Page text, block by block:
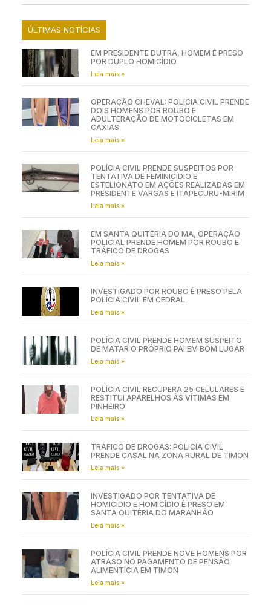
ÚLTIMAS NOTÍCIAS
EM PRESIDENTE DUTRA, HOMEM É PRESO
POR DUPLO HOMICÍDIO
Leia mais »
OPERAÇÃO CHEVAL: POLÍCIA CIVIL PRENDE
DOIS HOMENS POR ROUBO E
ADULTERAÇÃO DE MOTOCICLETAS EM
CAXIAS
Leia mais »
POLÍCIA CIVIL PRENDE SUSPEITOS POR
TENTATIVA DE FEMINICÍDIO E
ESTELIONATO EM AÇÕES REALIZADAS EM
PRESIDENTE VARGAS E ITAPECURU-MIRIM
Leia mais »
EM SANTA QUITÉRIA DO MA, OPERAÇÃO
POLICIAL PRENDE HOMEM POR ROUBO E
TRÁFICO DE DROGAS
Leia mais »
INVESTIGADO POR ROUBO É PRESO PELA
POLÍCIA CIVIL EM CEDRAL
Leia mais »
POLÍCIA CIVIL PRENDE HOMEM SUSPEITO
DE MATAR O PRÓPRIO PAI EM BOM LUGAR
Leia mais »
POLÍCIA CIVIL RECUPERA 25 CELULARES E
RESTITUI APARELHOS ÀS VÍTIMAS EM
PINHEIRO
Leia mais »
TRÁFICO DE DROGAS: POLÍCIA CIVIL
PRENDE CASAL NA ZONA RURAL DE TIMON
Leia mais »
INVESTIGADO POR TENTATIVA DE
HOMICÍDIO E HOMICÍDIO É PRESO EM
SANTA QUITÉRIA DO MARANHÃO
Leia mais »
POLÍCIA CIVIL PRENDE NOVE HOMENS POR
ATRASO NO PAGAMENTO DE PENSÃO
ALIMENTÍCIA EM TIMON
Leia mais »